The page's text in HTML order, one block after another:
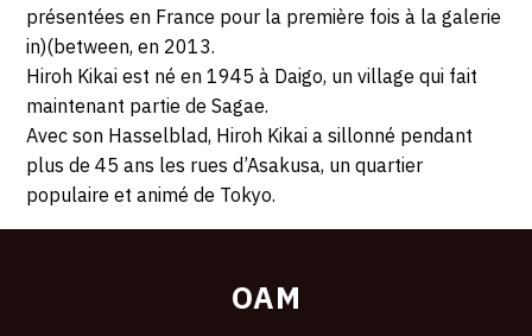
présentées en France pour la première fois à la galerie
in)(between, en 2013.
Hiroh Kikai est né en 1945 à Daigo, un village qui fait
maintenant partie de Sagae.
Avec son Hasselblad, Hiroh Kikai a sillonné pendant
plus de 45 ans les rues d’Asakusa, un quartier
populaire et animé de Tokyo.
OAM